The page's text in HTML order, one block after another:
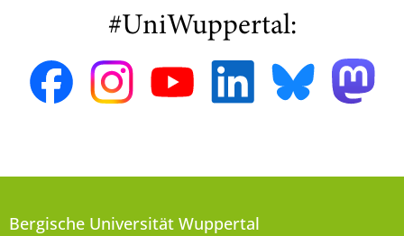
#UniWuppertal:
Bergische Universität Wuppertal